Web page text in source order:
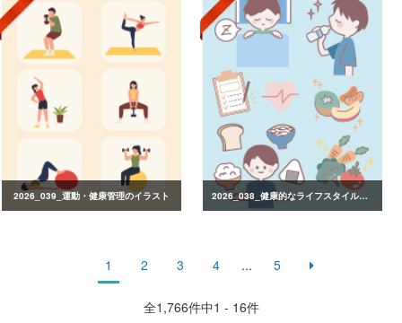
2026_039_運動・健康管理のイラスト 2026_038_健康的なライフスタイルのイラスト
1 2 3 4 ... 5
全1,766件中1 - 16件